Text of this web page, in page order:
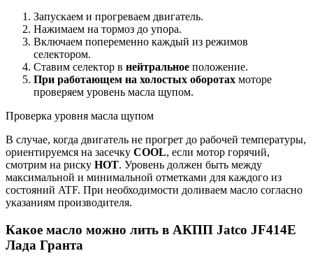
Запускаем и прогреваем двигатель.
Нажимаем на тормоз до упора.
Включаем попеременно каждый из режимов
селектором.
Ставим селектор в нейтральное положение.
При работающем на холостых оборотах моторе
проверяем уровень масла щупом.
Проверка уровня масла щупом
В случае, когда двигатель не прогрет до рабочей температуры,
ориентируемся на засечку COOL, если мотор горячий,
смотрим на риску HOT. Уровень должен быть между
максимальной и минимальной отметками для каждого из
состояний ATF. При необходимости доливаем масло согласно
указаниям производителя.
Какое масло можно лить в АКПП Jatco JF414E
Лада Гранта